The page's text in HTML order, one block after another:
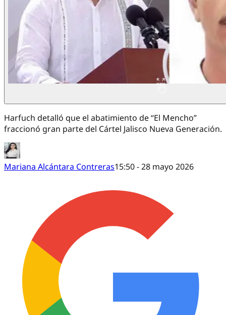
Harfuch detalló que el abatimiento de “El Mencho”
fraccionó gran parte del Cártel Jalisco Nueva Generación.
Mariana Alcántara Contreras15:50 - 28 mayo 2026